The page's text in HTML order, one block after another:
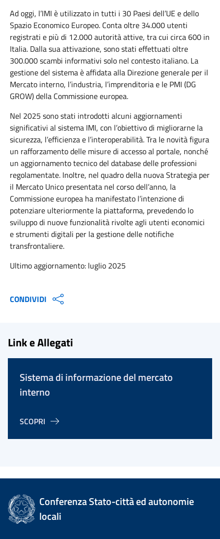
Ad oggi, l’IMI è utilizzato in tutti i 30 Paesi dell’UE e dello
Spazio Economico Europeo. Conta oltre 34.000 utenti
registrati e più di 12.000 autorità attive, tra cui circa 600 in
Italia. Dalla sua attivazione, sono stati effettuati oltre
300.000 scambi informativi solo nel contesto italiano. La
gestione del sistema è affidata alla Direzione generale per il
Mercato interno, l’industria, l’imprenditoria e le PMI (DG
GROW) della Commissione europea.
Nel 2025 sono stati introdotti alcuni aggiornamenti
significativi al sistema IMI, con l’obiettivo di migliorarne la
sicurezza, l’efficienza e l’interoperabilità. Tra le novità figura
un rafforzamento delle misure di accesso al portale, nonché
un aggiornamento tecnico del database delle professioni
regolamentate. Inoltre, nel quadro della nuova Strategia per
il Mercato Unico presentata nel corso dell’anno, la
Commissione europea ha manifestato l’intenzione di
potenziare ulteriormente la piattaforma, prevedendo lo
sviluppo di nuove funzionalità rivolte agli utenti economici
e strumenti digitali per la gestione delle notifiche
transfrontaliere.
Ultimo aggiornamento: luglio 2025
CONDIVIDI
Link e Allegati
Sistema di informazione del mercato
interno
SCOPRI
Conferenza Stato-città ed autonomie
locali